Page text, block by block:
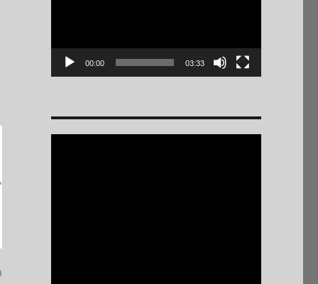
00:00 03:33